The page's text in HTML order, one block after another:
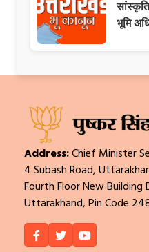
भूमि
Address:Chief Minister
4 Subash Road,
Fourth Floor New Building
Uttarakhand, Pin Code